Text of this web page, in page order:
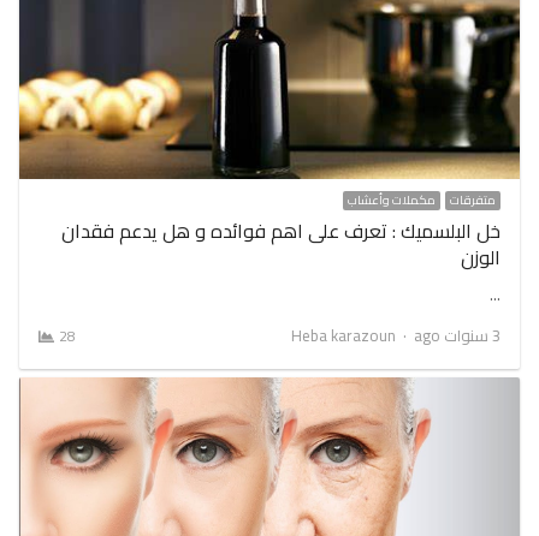
متفرقات مكملات وأعشاب
خل البلسميك : تعرف على اهم فوائده و هل يدعم فقدان
الوزن
…
3 سنوات ago
Author
Heba karazoun
28